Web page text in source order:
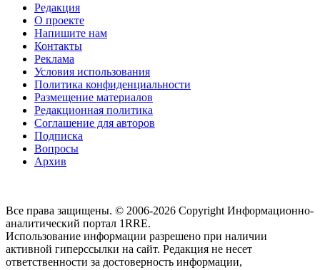
Редакция
О проекте
Напишите нам
Контакты
Реклама
Условия использования
Политика конфиденциальности
Размещение материалов
Редакционная политика
Соглашение для авторов
Подписка
Вопросы
Архив
Все права защищены. © 2006-2026 Copyright Информационно-
аналитический портал 1RRE.
Использование информации разрешено при наличии
активной гиперссылки на сайт. Редакция не несет
ответственности за достоверность информации,